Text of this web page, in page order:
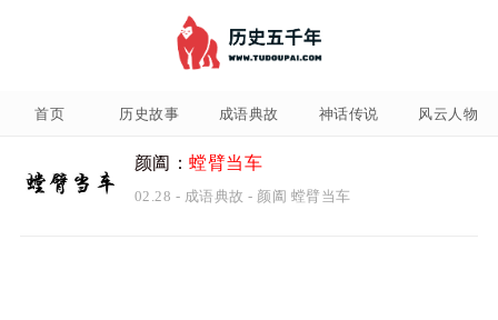
首页 历史故事 成语典故 神话传说 风云人物
颜阖：螳臂当车
02.28 - 成语典故 - 颜阖 螳臂当车